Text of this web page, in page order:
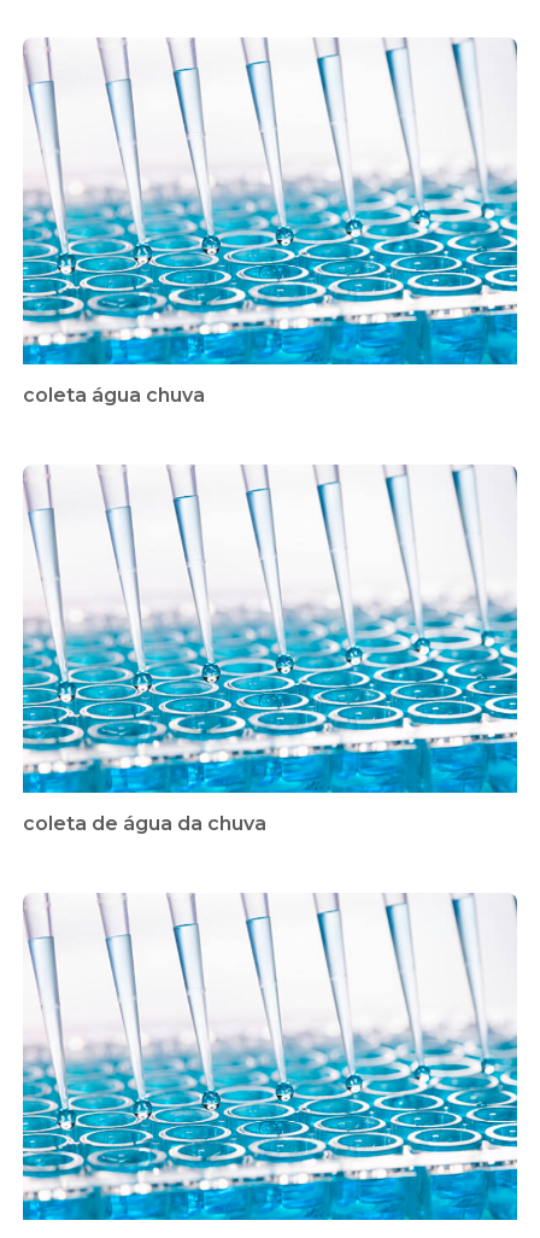
coleta água chuva
coleta de água da chuva